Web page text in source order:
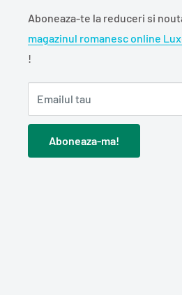
Aboneaza-te la reduceri si
magazinul romanesc online
!
Emailul tau
Aboneaza-ma!